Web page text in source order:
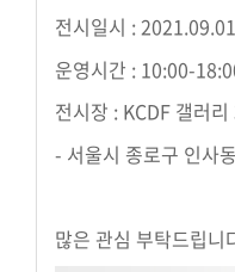
전시일시 :
운영시간 : 10:00-
전시장 : KCDF 갤러
- 서울시 종로구 인사
많은 관심 부탁드립니